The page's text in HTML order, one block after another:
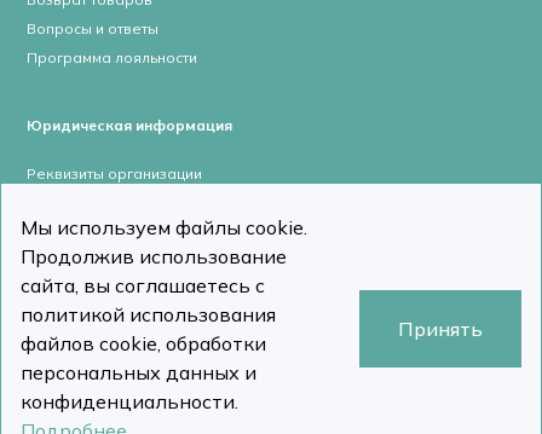
Вопросы и ответы
Программа лояльности
Юридическая информация
Реквизиты организации
Пользовательское соглашение
Политика конфиденциальности
stomcomp.ru © Все права защищены 2026
Мы используем файлы cookie.
Продолжив использование
сайта, вы соглашаетесь с
политикой использования
файлов cookie, обработки
персональных данных и
конфиденциальности.
Принять